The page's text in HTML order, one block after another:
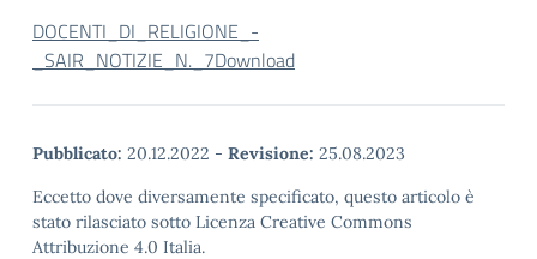
DOCENTI_DI_RELIGIONE_-
_SAIR_NOTIZIE_N._7Download
Pubblicato: 20.12.2022 - Revisione: 25.08.2023
Eccetto dove diversamente specificato, questo articolo è
stato rilasciato sotto Licenza Creative Commons
Attribuzione 4.0 Italia.